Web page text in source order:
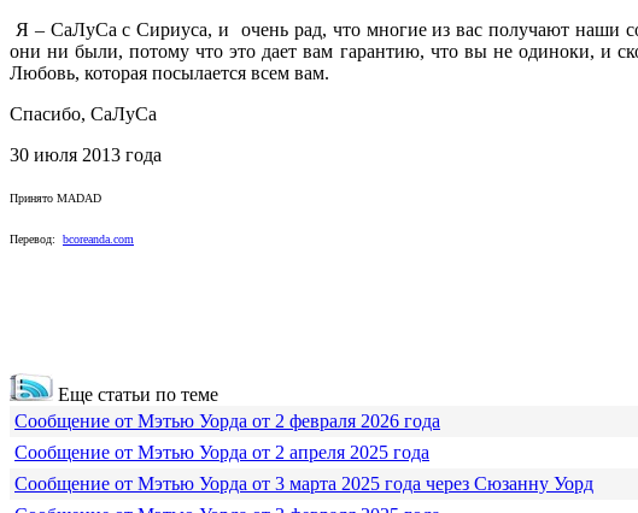
Я – СаЛуСа с Сириуса, и очень рад, что многие из вас получают наши
они ни были, потому что это дает вам гарантию, что вы не одиноки, и
Любовь, которая посылается всем вам.
Спасибо, СаЛуСа
30 июля 2013 года
Принято MADAD
Перевод: bcoreanda.com
Еще статьи по теме
Сообщение от Мэтью Уорда от 2 февраля 2026 года
Сообщение от Мэтью Уорда от 2 апреля 2025 года
Сообщение от Мэтью Уорда от 3 марта 2025 года через Сюзанну Уорд